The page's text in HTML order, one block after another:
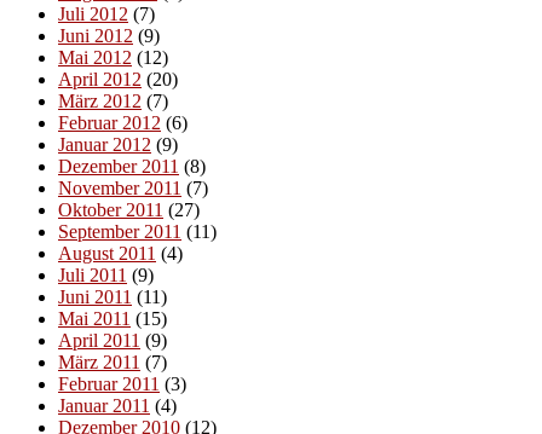
Juli 2012 (7)
Juni 2012 (9)
Mai 2012 (12)
April 2012 (20)
März 2012 (7)
Februar 2012 (6)
Januar 2012 (9)
Dezember 2011 (8)
November 2011 (7)
Oktober 2011 (27)
September 2011 (11)
August 2011 (4)
Juli 2011 (9)
Juni 2011 (11)
Mai 2011 (15)
April 2011 (9)
März 2011 (7)
Februar 2011 (3)
Januar 2011 (4)
Dezember 2010 (12)